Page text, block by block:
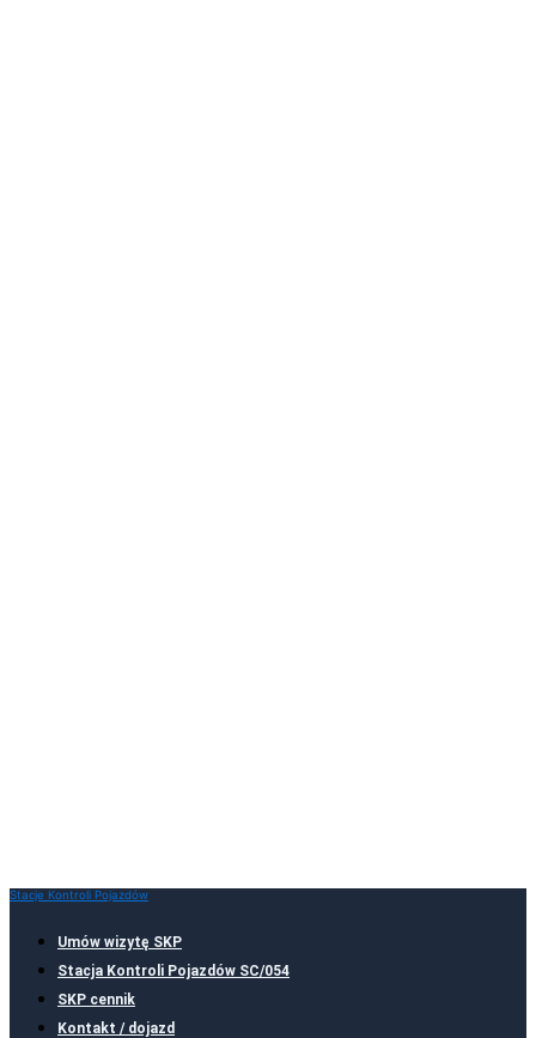
Stacje Kontroli Pojazdów
Umów wizytę SKP
Stacja Kontroli Pojazdów SC/054
SKP cennik
Kontakt / dojazd